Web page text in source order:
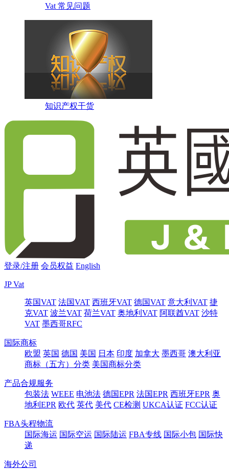
Vat 常见问题
知识产权干货
登录/注册 会员权益 English
JP Vat
英国VAT 法国VAT 西班牙VAT 德国VAT 意大利VAT 捷
克VAT 波兰VAT 荷兰VAT 奥地利VAT 阿联酋VAT 沙特
VAT 墨西哥RFC
国际商标
欧盟 英国 德国 美国 日本 印度 加拿大 墨西哥 澳大利亚
商标（五方）分类 美国商标分类
产品合规服务
包装法 WEEE 电池法 德国EPR 法国EPR 西班牙EPR 奥
地利EPR 欧代 英代 美代 CE检测 UKCA认证 FCC认证
FBA头程物流
国际海运 国际空运 国际陆运 FBA专线 国际小包 国际快
递
海外公司